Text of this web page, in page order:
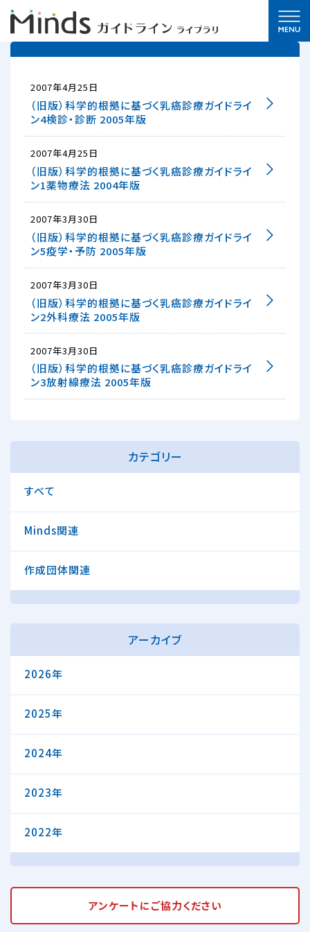
2007年4月25日
（旧版）科学的根拠に基づく乳癌診療ガイドライ
ン4検診・診断 2005年版
2007年4月25日
（旧版）科学的根拠に基づく乳癌診療ガイドライ
ン1薬物療法 2004年版
2007年3月30日
（旧版）科学的根拠に基づく乳癌診療ガイドライ
ン5疫学・予防 2005年版
2007年3月30日
（旧版）科学的根拠に基づく乳癌診療ガイドライ
ン2外科療法 2005年版
2007年3月30日
（旧版）科学的根拠に基づく乳癌診療ガイドライ
ン3放射線療法 2005年版
カテゴリー
すべて
Minds関連
作成団体関連
アーカイブ
2026年
2025年
2024年
2023年
2022年
アンケートにご協力ください